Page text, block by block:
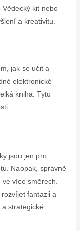
kit nebo
a kreativitu.
jak se učit a
elektronické
kniha. Tyto
jsou jen pro
Naopak, správně
více směrech.
fantazii a
strategické